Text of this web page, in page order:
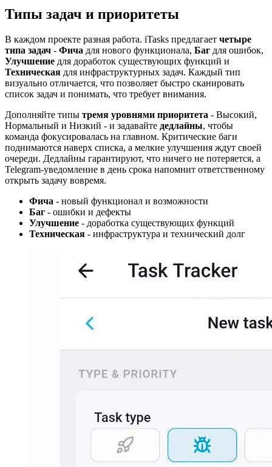
Типы задач и приоритеты
В каждом проекте разная работа. iTasks предлагает четыре
типа задач - Фича для нового функционала, Баг для ошибок,
Улучшение для доработок существующих функций и
Техническая для инфраструктурных задач. Каждый тип
визуально отличается, что позволяет быстро сканировать
список задач и понимать, что требует внимания.
Дополняйте типы тремя уровнями приоритета - Высокий,
Нормальный и Низкий - и задавайте дедлайны, чтобы
команда фокусировалась на главном. Критические баги
поднимаются наверх списка, а мелкие улучшения ждут своей
очереди. Дедлайны гарантируют, что ничего не потеряется, а
Telegram-уведомление в день срока напомнит ответственному
открыть задачу вовремя.
Фича - новый функционал и возможности
Баг - ошибки и дефекты
Улучшение - доработка существующих функций
Техническая - инфраструктура и технический долг